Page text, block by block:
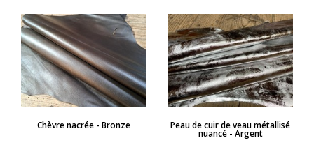
APERÇU RAPIDE
Chèvre nacrée - Bronze APERÇU RAPIDE
Peau de cuir de veau métallisé
nuancé - Argent